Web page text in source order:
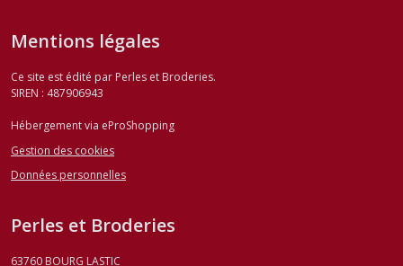
Mentions légales
Ce site est édité par Perles et Broderies.
SIREN : 487906943
Hébergement via eProShopping
Gestion des cookies
Données personnelles
Perles et Broderies
63760 BOURG LASTIC